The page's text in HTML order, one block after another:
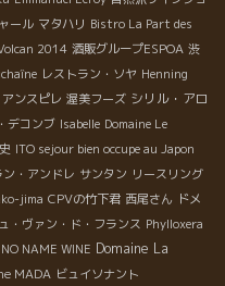
ール マタハリ Bistro La Part des
2014 酒販グループESPOA 渋
レストラン・ソヤ Henning
ンスピレ 渥美フーズ シリル・アロ
デコンブ Isabelle Domaine Le
ITO sejour bien occupe au Japon
・アンドレ サンタン リースリング
jima CPVの竹下君 西尾さん ドメ
・ヴァン・ド・フランス Phylloxera
NO NAME WINE Domaine La
MADA ビュイソナント